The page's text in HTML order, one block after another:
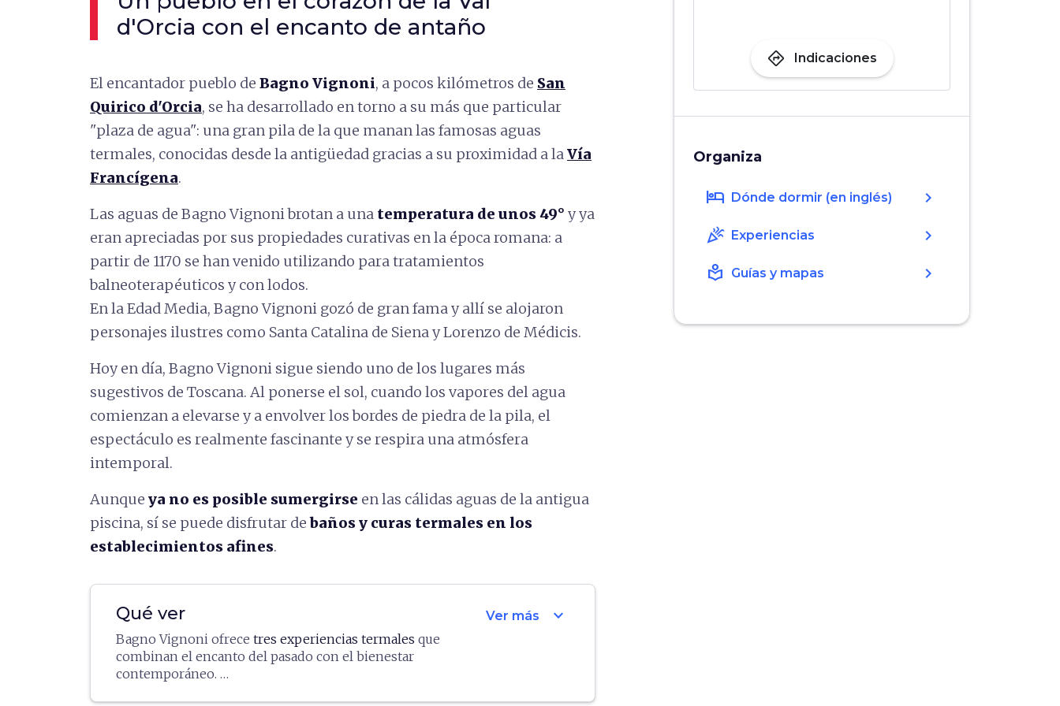
d'Orcia con el encanto de antaño
El encantador pueblo de Bagno Vignoni, a pocos kilómetros de San
Quirico d'Orcia, se ha desarrollado en torno a su más que particular
"plaza de agua": una gran pila de la que manan las famosas aguas
termales, conocidas desde la antigüedad gracias a su proximidad a laVía
Francígena.
Las aguas de Bagno Vignoni brotan a una temperatura de unos 49° y ya
eran apreciadas por sus propiedades curativas en la época romana: a
partir de 1170 se han venido utilizando para tratamientos
balneoterapéuticos y con lodos.
En la Edad Media, Bagno Vignoni gozó de gran fama y allí se alojaron
personajes ilustres como Santa Catalina de Siena y Lorenzo de Médicis.
Hoy en día, Bagno Vignoni sigue siendo uno de los lugares más
sugestivos de Toscana. Al ponerse el sol, cuando los vapores del agua
comienzan a elevarse y a envolver los bordes de piedra de la pila, el
espectáculo es realmente fascinante y se respira una atmósfera
intemporal.
Aunque ya no es posible sumergirse en las cálidas aguas de la antigua
piscina, sí se puede disfrutar debaños y curas termales en los
establecimientos afines.
Qué ver
Bagno Vignoni ofrece tres experiencias termales que
combinan el encanto del pasado con el bienestar
contemporáneo.
Ver más expand_more
directions Indicaciones
Organiza
hotel Dónde dormir (en inglés) chevron_right
celebration Experiencias chevron_right
local_library Guías y mapas chevron_right